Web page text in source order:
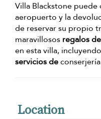
Villa Blackstone
aeropuerto y la
de reservar su propio
maravillosos regalos
en esta villa,
servicios de
Location